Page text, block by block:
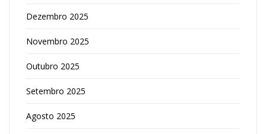
Dezembro 2025
Novembro 2025
Outubro 2025
Setembro 2025
Agosto 2025